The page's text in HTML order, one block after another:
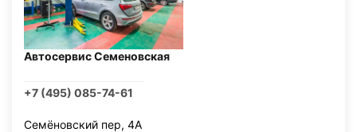
Автосервис Семеновская
+7 (495) 085-74-61
Семёновский пер, 4А